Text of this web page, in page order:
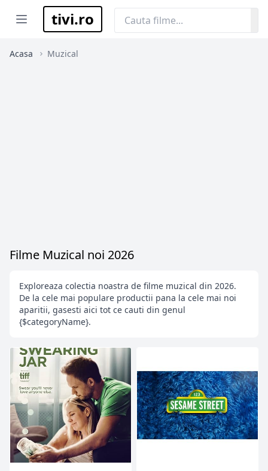
Open menutivi.ro
Acasa Muzical
Filme Muzical noi 2026
Exploreaza colectia noastra de filme muzical din 2026.
De la cele mai populare productii pana la cele mai noi
aparitii, gasesti aici tot ce cauti din genul
{$categoryName}.